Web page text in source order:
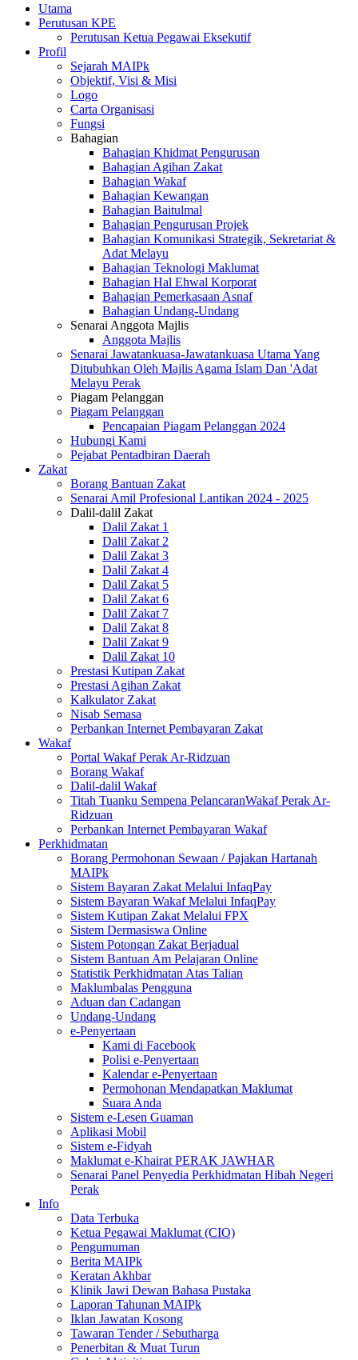
Utama
Perutusan KPE
Perutusan Ketua Pegawai Eksekutif
Profil
Sejarah MAIPk
Objektif, Visi & Misi
Logo
Carta Organisasi
Fungsi
Bahagian
Bahagian Khidmat Pengurusan
Bahagian Agihan Zakat
Bahagian Wakaf
Bahagian Kewangan
Bahagian Baitulmal
Bahagian Pengurusan Projek
Bahagian Komunikasi Strategik, Sekretariat &
Adat Melayu
Bahagian Teknologi Maklumat
Bahagian Hal Ehwal Korporat
Bahagian Pemerkasaan Asnaf
Bahagian Undang-Undang
Senarai Anggota Majlis
Anggota Majlis
Senarai Jawatankuasa-Jawatankuasa Utama Yang
Ditubuhkan Oleh Majlis Agama Islam Dan 'Adat
Melayu Perak
Piagam Pelanggan
Piagam Pelanggan
Pencapaian Piagam Pelanggan 2024
Hubungi Kami
Pejabat Pentadbiran Daerah
Zakat
Borang Bantuan Zakat
Senarai Amil Profesional Lantikan 2024 - 2025
Dalil-dalil Zakat
Dalil Zakat 1
Dalil Zakat 2
Dalil Zakat 3
Dalil Zakat 4
Dalil Zakat 5
Dalil Zakat 6
Dalil Zakat 7
Dalil Zakat 8
Dalil Zakat 9
Dalil Zakat 10
Prestasi Kutipan Zakat
Prestasi Agihan Zakat
Kalkulator Zakat
Nisab Semasa
Perbankan Internet Pembayaran Zakat
Wakaf
Portal Wakaf Perak Ar-Ridzuan
Borang Wakaf
Dalil-dalil Wakaf
Titah Tuanku Sempena PelancaranWakaf Perak Ar-
Ridzuan
Perbankan Internet Pembayaran Wakaf
Perkhidmatan
Borang Permohonan Sewaan / Pajakan Hartanah
MAIPk
Sistem Bayaran Zakat Melalui InfaqPay
Sistem Bayaran Wakaf Melalui InfaqPay
Sistem Kutipan Zakat Melalui FPX
Sistem Dermasiswa Online
Sistem Potongan Zakat Berjadual
Sistem Bantuan Am Pelajaran Online
Statistik Perkhidmatan Atas Talian
Maklumbalas Pengguna
Aduan dan Cadangan
Undang-Undang
e-Penyertaan
Kami di Facebook
Polisi e-Penyertaan
Kalendar e-Penyertaan
Permohonan Mendapatkan Maklumat
Suara Anda
Sistem e-Lesen Guaman
Aplikasi Mobil
Sistem e-Fidyah
Maklumat e-Khairat PERAK JAWHAR
Senarai Panel Penyedia Perkhidmatan Hibah Negeri
Perak
Info
Data Terbuka
Ketua Pegawai Maklumat (CIO)
Pengumuman
Berita MAIPk
Keratan Akhbar
Klinik Jawi Dewan Bahasa Pustaka
Laporan Tahunan MAIPk
Iklan Jawatan Kosong
Tawaran Tender / Sebutharga
Penerbitan & Muat Turun